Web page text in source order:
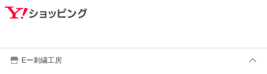
Eー刺繍工房